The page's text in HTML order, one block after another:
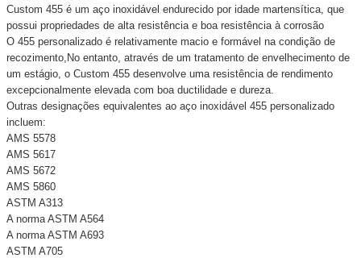
Custom 455 é um aço inoxidável endurecido por idade martensítica, que
possui propriedades de alta resistência e boa resistência à corrosão
O 455 personalizado é relativamente macio e formável na condição de
recozimento,No entanto, através de um tratamento de envelhecimento de
um estágio, o Custom 455 desenvolve uma resistência de rendimento
excepcionalmente elevada com boa ductilidade e dureza.
Outras designações equivalentes ao aço inoxidável 455 personalizado
incluem:
AMS 5578
AMS 5617
AMS 5672
AMS 5860
ASTM A313
A norma ASTM A564
A norma ASTM A693
ASTM A705